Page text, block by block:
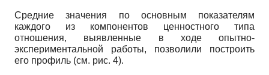
Средние значения по основным показателям
каждого из компонентов ценностного типа
отношения, выявленные в ходе опытно­
экспериментальной работы, позволили построить
его профиль (см. рис. 4).